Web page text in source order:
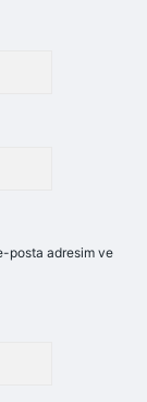
posta adresim ve